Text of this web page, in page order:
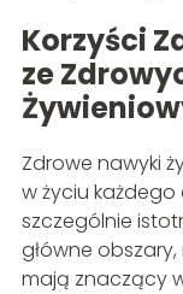
Korzyści
ze
Zdrowe nawyki
w życiu każdego
szczególnie
główne
mają znaczący